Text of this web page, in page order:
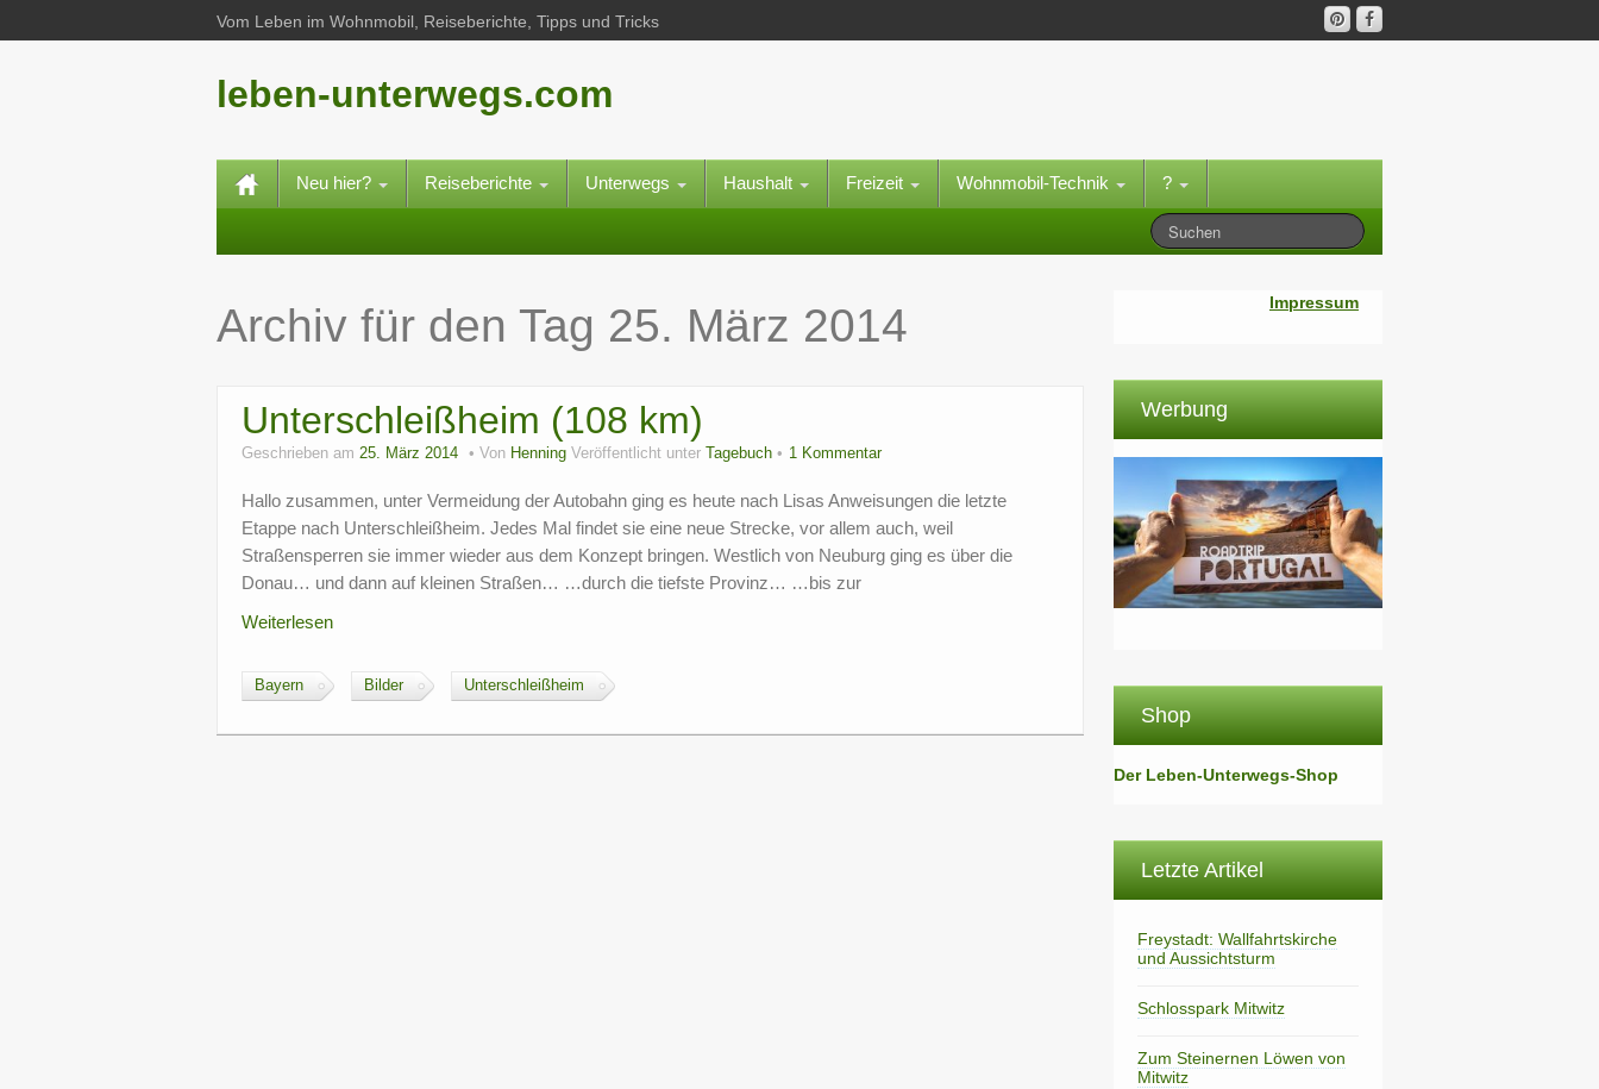
Vom Leben im Wohnmobil, Reiseberichte, Tipps und Tricks
leben-unterwegs.com
Neu hier? Reiseberichte Unterwegs Haushalt Freizeit Wohnmobil-Technik ?
Archiv für den Tag 25. März 2014
Unterschleißheim (108 km)
Geschrieben am 25. März 2014 Von Henning Veröffentlicht unter Tagebuch 1 Kommentar
Hallo zusammen, unter Vermeidung der Autobahn ging es heute nach Lisas Anweisungen die letzte
Etappe nach Unterschleißheim. Jedes Mal findet sie eine neue Strecke, vor allem auch, weil
Straßensperren sie immer wieder aus dem Konzept bringen. Westlich von Neuburg ging es über die
Donau… und dann auf kleinen Straßen… …durch die tiefste Provinz… …bis zur
Weiterlesen
Bayern Bilder Unterschleißheim
Impressum
Werbung
Shop
Der Leben-Unterwegs-Shop
Letzte Artikel
Freystadt: Wallfahrtskirche
und Aussichtsturm
Schlosspark Mitwitz
Zum Steinernen Löwen von
Mitwitz